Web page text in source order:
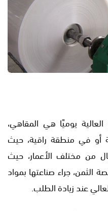
يوميًا هي المقاهي،
في منطقة راقية، حيث
من مختلف الأعمار، حيث
الثمن، جراء صناعتها بمواد
عند زيادة الطلب.